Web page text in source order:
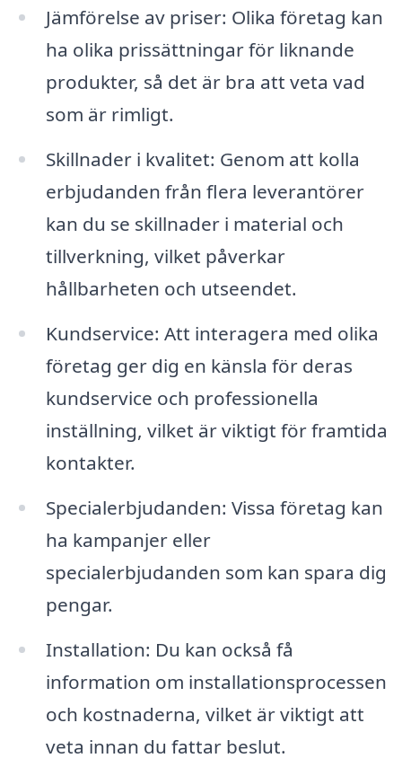
Jämförelse av priser: Olika företag kan
ha olika prissättningar för liknande
produkter, så det är bra att veta vad
som är rimligt.
Skillnader i kvalitet: Genom att kolla
erbjudanden från flera leverantörer
kan du se skillnader i material och
tillverkning, vilket påverkar
hållbarheten och utseendet.
Kundservice: Att interagera med olika
företag ger dig en känsla för deras
kundservice och professionella
inställning, vilket är viktigt för framtida
kontakter.
Specialerbjudanden: Vissa företag kan
ha kampanjer eller
specialerbjudanden som kan spara dig
pengar.
Installation: Du kan också få
information om installationsprocessen
och kostnaderna, vilket är viktigt att
veta innan du fattar beslut.